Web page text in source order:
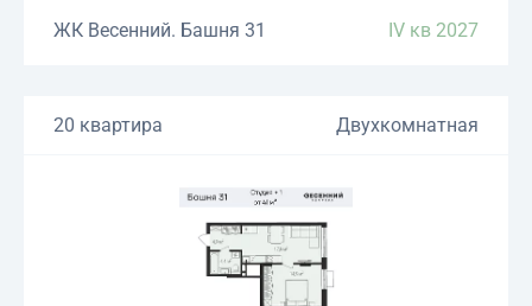
ЖК Весенний. Башня 31 IV кв 2027
20 квартира Двухкомнатная